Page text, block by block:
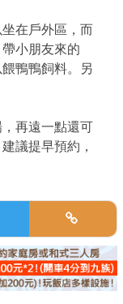
在戶外區，而
小朋友來的
鴨鴨飼料。另
再遠一點還可
議提早預約，